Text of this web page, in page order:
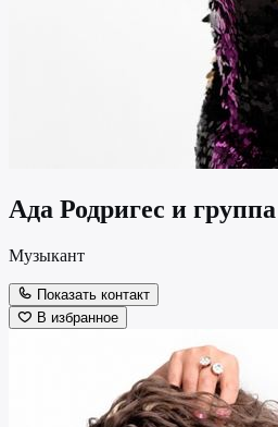
Ада Родригес и
Музыкант
Показать контакт
В избранное